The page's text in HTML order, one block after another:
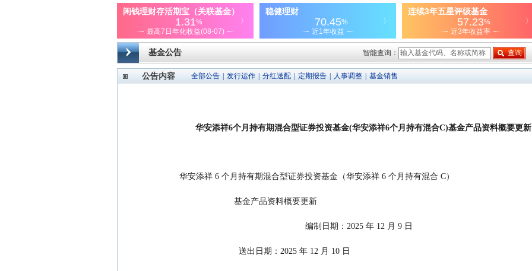
基金公告 智能查询：
公告内容 全部公告 发行运作 分红送配 定期报告 人事调整 基金销售
华安添祥6个月持有期混合型证券投资基金(华安添祥6个月持有混合C)基金产品资料概要更新
华安添祥 6 个月持有期混合型证券投资基金（华安添祥 6 个月持有混合 C）
                        基金产品资料概要更新
                                                      编制日期：2025 年 12 月 9 日
                          送出日期：2025 年 12 月 10 日